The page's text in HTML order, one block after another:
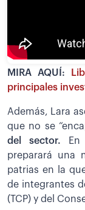
MIRA AQUÍ:
principales
Además, Lara
que no se
del sector. En
preparará una
patrias en la
de integrantes
(TCP) y del